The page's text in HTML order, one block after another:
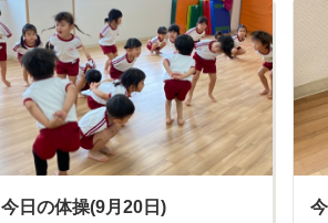
今日の体操(9月20日)